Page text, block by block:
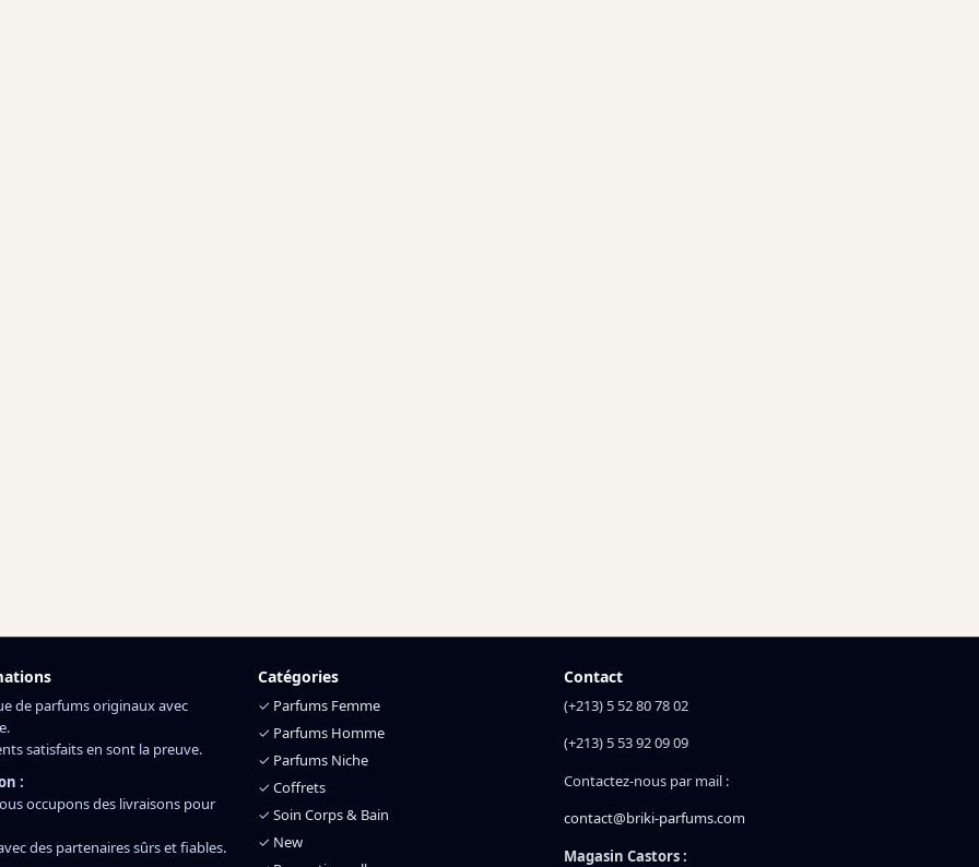
de parfums originaux avec
satisfaits en sont la preuve.
:
occupons des livraisons pour
des partenaires sûrs et fiables.
Catégories
✓ Parfums Femme
✓ Parfums Homme
✓ Parfums Niche
✓ Coffrets
✓ Soin Corps & Bain
✓ New
Contact
(+213) 5 52 80 78 02
(+213) 5 53 92 09 09
Contactez-nous par mail :
contact@briki-parfums.com
Magasin Castors :